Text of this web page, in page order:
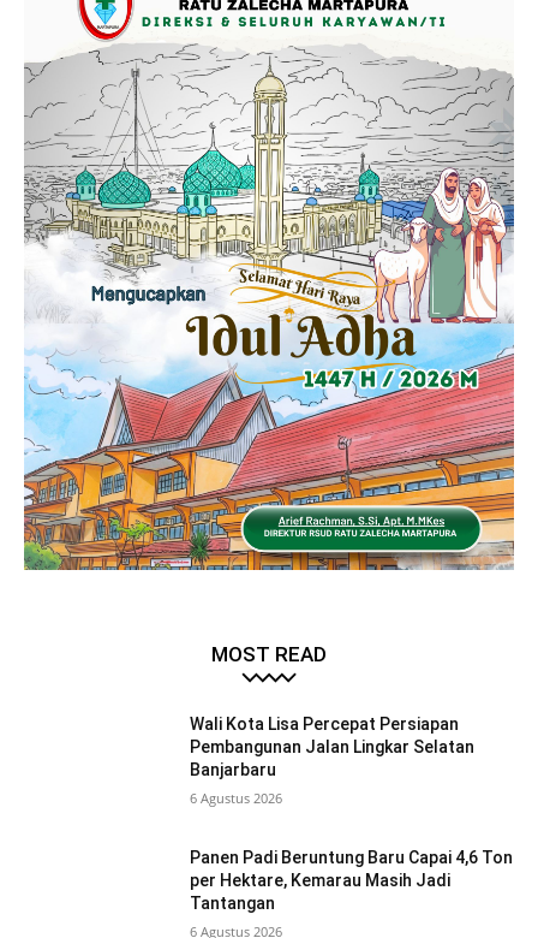
MOST READ
Wali Kota Lisa Percepat Persiapan
Pembangunan Jalan Lingkar Selatan
Banjarbaru
6 Agustus 2026
Panen Padi Beruntung Baru Capai 4,6 Ton
per Hektare, Kemarau Masih Jadi
Tantangan
6 Agustus 2026